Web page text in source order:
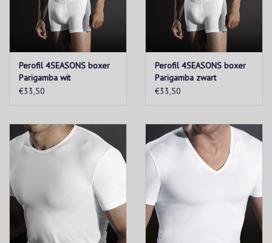
Perofil 4SEASONS boxer
Parigamba wit
€33,50
Perofil 4SEASONS boxer
Parigamba zwart
€33,50